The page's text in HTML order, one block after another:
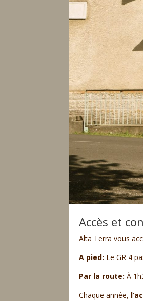
Accès et
Alta Terra vous
A pied: Le GR 4
Par la route: À
Chaque année,